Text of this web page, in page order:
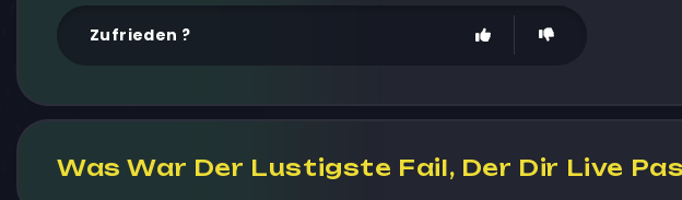
Zufrieden ?
Was War Der Lustigste Fail, Der Dir Live